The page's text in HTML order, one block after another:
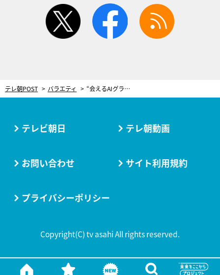
twitter facebook
テレ朝POST バラエティ “会えるAIグラドル”に男性陣が騒然！ヒロミも釘付け「アニメの中から出てきたみたい」
テレビ朝日 テレ朝動画
お問い合わせ サイト利用規約
プライバシーポリシー
Copyright(C) tv asahi All rights reserved.